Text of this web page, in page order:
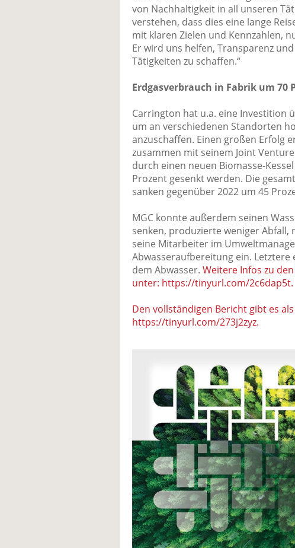
von Nachhaltigkeit in all unseren
verstehen, dass dies eine lange
mit klaren Zielen und Kennzahlen,
Er wird uns helfen, Transparenz
Tätigkeiten zu schaffen.“
Erdgasverbrauch in Fabrik um 70
Carrington hat u.a. eine Investition
um an verschiedenen Standorten
anzuschaffen. Einen großen Erfolg
zusammen mit seinem Joint
durch einen neuen Biomasse-
Prozent gesenkt werden. Die
sanken gegenüber 2022 um 45
MGC konnte außerdem seinen
senken, produzierte weniger
seine Mitarbeiter im
Abwasseraufbereitung ein.
dem Abwasser. Weitere Infos zu
unter: https://tinyurl.com/2c6dap5t.
Den vollständigen Bericht gibt es
https://tinyurl.com/273j2zyz.